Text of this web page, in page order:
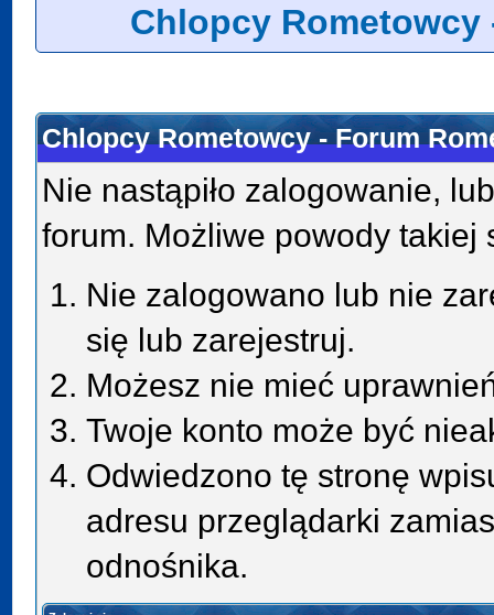
Chlopcy Rometowcy
Chlopcy Rometowcy - Forum
Nie nastąpiło zalogowanie,
forum. Możliwe powody takiej
Nie zalogowano lub nie
się lub zarejestruj.
Możesz nie mieć
Twoje konto może być
Odwiedzono tę stronę
adresu przeglądarki
odnośnika.